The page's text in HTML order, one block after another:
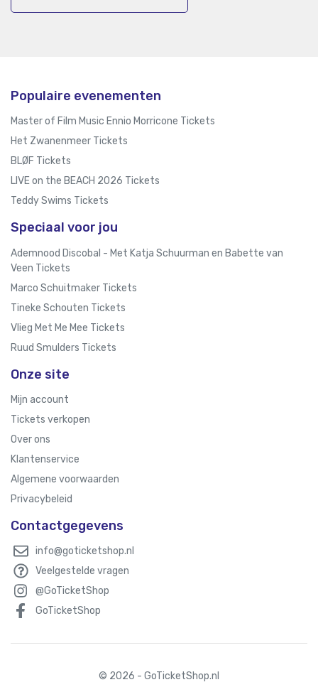
Populaire evenementen
Master of Film Music Ennio Morricone Tickets
Het Zwanenmeer Tickets
BLØF Tickets
LIVE on the BEACH 2026 Tickets
Teddy Swims Tickets
Speciaal voor jou
Ademnood Discobal - Met Katja Schuurman en Babette van
Veen Tickets
Marco Schuitmaker Tickets
Tineke Schouten Tickets
Vlieg Met Me Mee Tickets
Ruud Smulders Tickets
Onze site
Mijn account
Tickets verkopen
Over ons
Klantenservice
Algemene voorwaarden
Privacybeleid
Contactgegevens
info@goticketshop.nl
Veelgestelde vragen
@GoTicketShop
GoTicketShop
© 2026 - GoTicketShop.nl